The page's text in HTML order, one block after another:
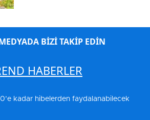
BİZİ TAKİP EDİN
HABERLER
kadar hibelerden faydalanabilecek